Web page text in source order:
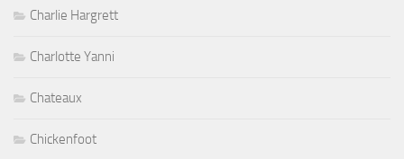
Charlie Hargrett
Charlotte Yanni
Chateaux
Chickenfoot